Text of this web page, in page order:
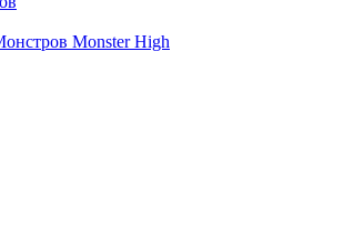
Monster High